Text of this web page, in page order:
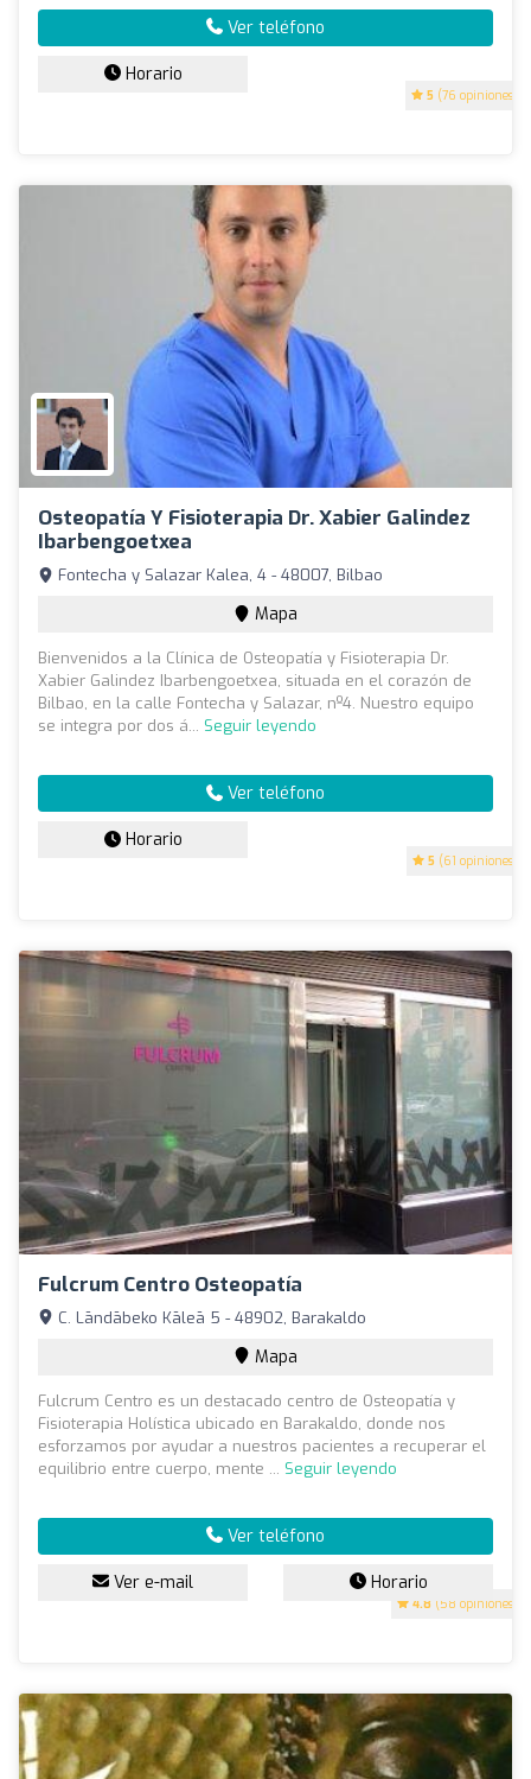
5 (76 opiniones)
Ver teléfono
Horario
Osteopatía Y Fisioterapia Dr. Xabier Galindez
Ibarbengoetxea
5 (61 opiniones)
Fontecha y Salazar Kalea, 4 - 48007, Bilbao
Mapa
Bienvenidos a la Clínica de Osteopatía y Fisioterapia Dr.
Xabier Galindez Ibarbengoetxea, situada en el corazón de
Bilbao, en la calle Fontecha y Salazar, nº4. Nuestro equipo
se integra por dos á... Seguir leyendo
Ver teléfono
Horario
Fulcrum Centro Osteopatía
4.8 (58 opiniones)
C. Lāndābeko Kāleā 5 - 48902, Barakaldo
Mapa
Fulcrum Centro es un destacado centro de Osteopatía y
Fisioterapia Holística ubicado en Barakaldo, donde nos
esforzamos por ayudar a nuestros pacientes a recuperar el
equilibrio entre cuerpo, mente ... Seguir leyendo
Ver teléfono
Ver e-mail Horario